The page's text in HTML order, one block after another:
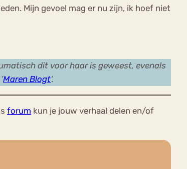
Mijn gevoel mag er nu zijn, ik hoef niet
dit voor haar is geweest, evenals
Maren Blogt‘.
forum kun je jouw verhaal delen en/of